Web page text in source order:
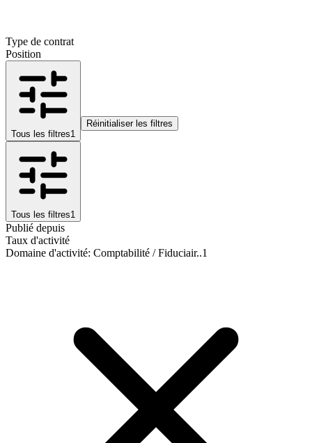
Type de contrat
Position
Tous les filtres1
Réinitialiser les filtres
Tous les filtres1
Publié depuis
Taux d'activité
Domaine d'activité: Comptabilité / Fiduciair..1